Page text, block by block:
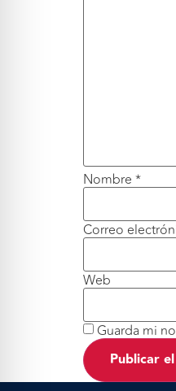
Nombre *
Correo
Web
Guarda mi